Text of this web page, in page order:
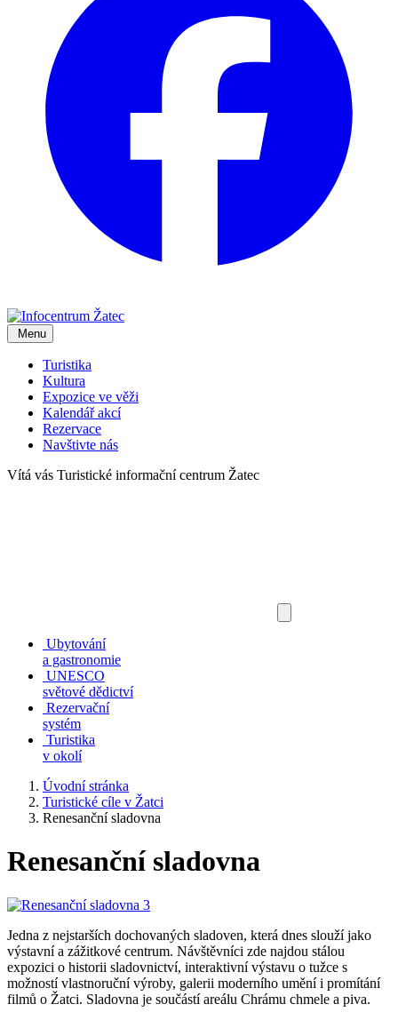
Menu
Turistika
Kultura
Expozice ve věži
Kalendář akcí
Rezervace
Navštivte nás
Vítá vás Turistické informační centrum Žatec
Ubytování
a gastronomie
UNESCO
světové dědictví
Rezervační
systém
Turistika
v okolí
Úvodní stránka
Turistické cíle v Žatci
Renesanční sladovna
Renesanční sladovna
Jedna z nejstarších dochovaných sladoven, která dnes slouží jako
výstavní a zážitkové centrum. Návštěvníci zde najdou stálou
expozici o historii sladovnictví, interaktivní výstavu o tužce s
možností vlastnoruční výroby, galerii moderního umění i promítání
filmů o Žatci. Sladovna je součástí areálu Chrámu chmele a piva.